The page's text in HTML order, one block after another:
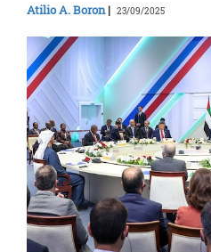
Atilio A. Boron| 23/09/2025